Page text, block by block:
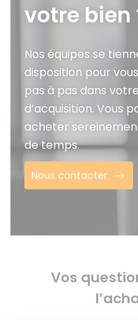
votre bien
Nos équipes se
disposition pour
pas à pas dans
d’acquisition. Vous
acheter
de temps.
Nous contacter
Vos